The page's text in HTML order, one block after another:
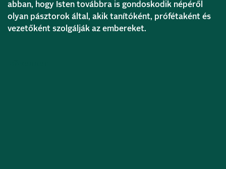
abban, hogy Isten továbbra is gondoskodik népéről
olyan pásztorok által, akik tanítóként, prófétaként és
vezetőként szolgálják az embereket.